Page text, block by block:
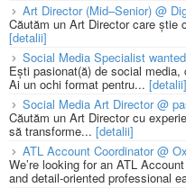
Art Director (Mid–Senior) @
Căutăm un Art Director care știe
[detalii]
Social Media Specialist
Ești pasionat(ă) de social
Ai un ochi format pentru... [detalii]
Social Media Art Director @
Căutăm un Art Director cu
să transforme... [detalii]
ATL Account Coordinator @
We’re looking for an ATL
and detail-oriented professional